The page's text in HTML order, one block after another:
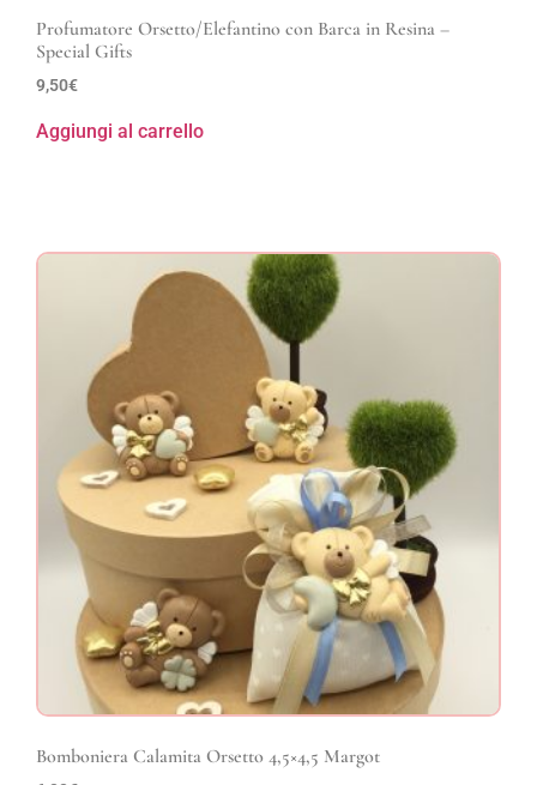
Profumatore Orsetto/Elefantino con Barca in Resina –
Special Gifts
9,50€
Aggiungi al carrello
Bomboniera Calamita Orsetto 4,5×4,5 Margot